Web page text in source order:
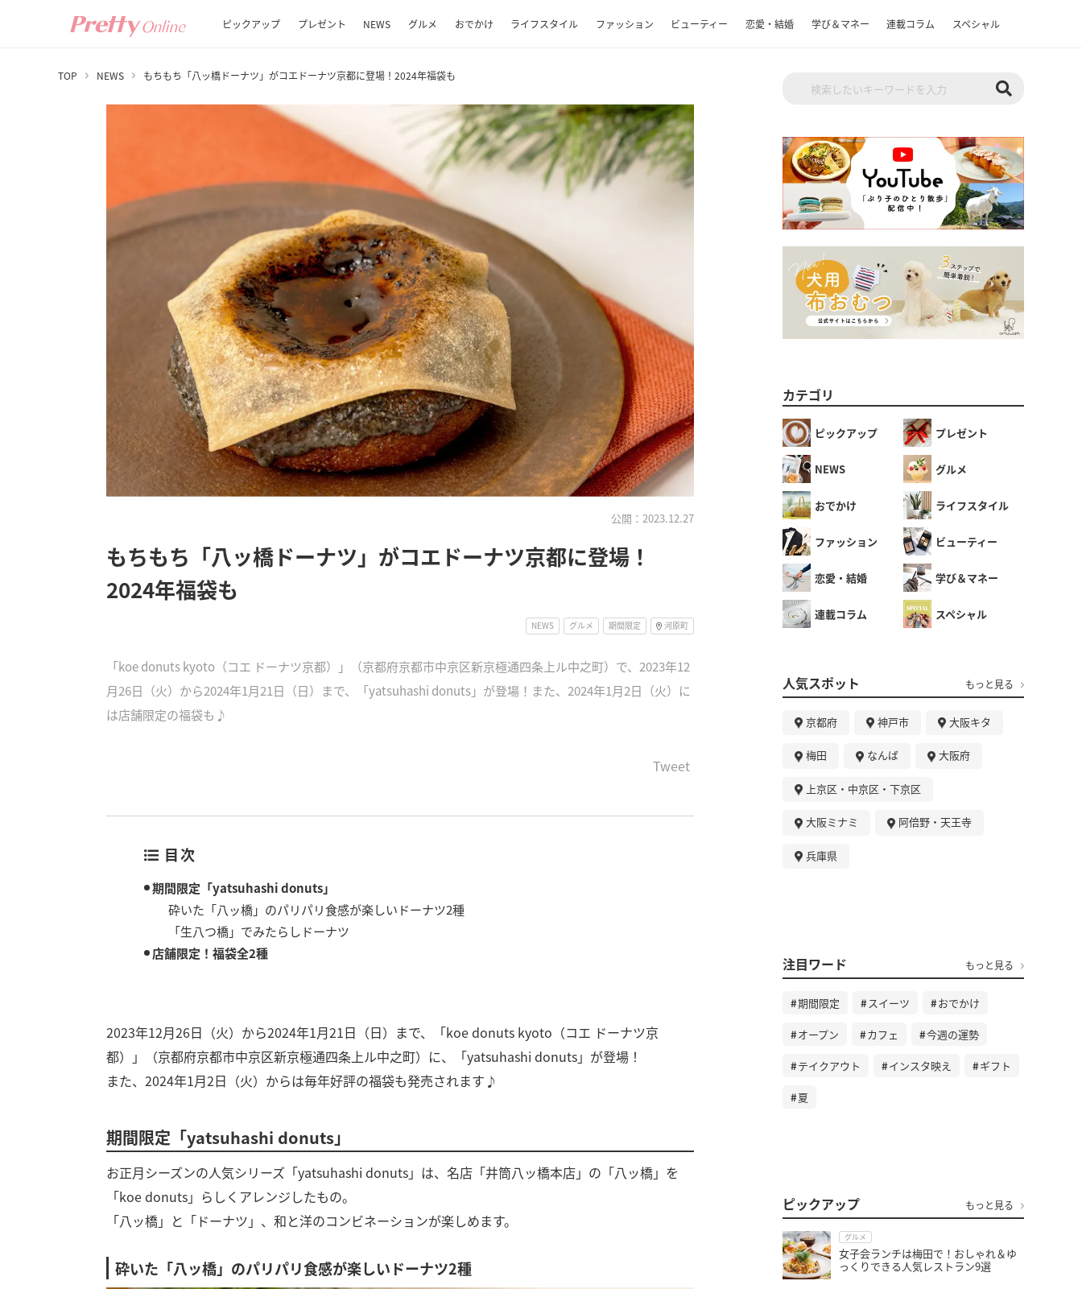
ピックアップ プレゼント NEWS グルメ おでかけ ライフスタイル ファッション ビューティー 恋愛・結婚 学び＆マネー 連載コラム スペシャル
TOP NEWS もちもち「八ッ橋ドーナツ」がコエドーナツ京都に登場！2024年福袋も
公開：2023.12.27
もちもち「八ッ橋ドーナツ」がコエドーナツ京都に登場！
2024年福袋も
NEWS グルメ 期間限定 河原町
「koe donuts kyoto（コエ ドーナツ京都）」（京都府京都市中京区新京極通四条上ル中之町）で、2023年12
月26日（火）から2024年1月21日（日）まで、「yatsuhashi donuts」が登場！また、2024年1月2日（火）に
は店舗限定の福袋も♪
Tweet
目次
期間限定「yatsuhashi donuts」
砕いた「八ッ橋」のパリパリ食感が楽しいドーナツ2種
「生八つ橋」でみたらしドーナツ
店舗限定！福袋全2種
2023年12月26日（火）から2024年1月21日（日）まで、「koe donuts kyoto（コエ ドーナツ京
都）」（京都府京都市中京区新京極通四条上ル中之町）に、「yatsuhashi donuts」が登場！
また、2024年1月2日（火）からは毎年好評の福袋も発売されます♪
期間限定「yatsuhashi donuts」
お正月シーズンの人気シリーズ「yatsuhashi donuts」は、名店「井筒八ッ橋本店」の「八ッ橋」を
「koe donuts」らしくアレンジしたもの。
「八ッ橋」と「ドーナツ」、和と洋のコンビネーションが楽しめます。
砕いた「八ッ橋」のパリパリ食感が楽しいドーナツ2種
カテゴリ
ピックアップ プレゼント
NEWS グルメ
おでかけ ライフスタイル
ファッション ビューティー
恋愛・結婚 学び＆マネー
連載コラム スペシャル
人気スポット もっと見る
京都府 神戸市 大阪キタ
梅田 なんば 大阪府
上京区・中京区・下京区
大阪ミナミ 阿倍野・天王寺
兵庫県
注目ワード もっと見る
期間限定 スイーツ おでかけ
オープン カフェ 今週の運勢
テイクアウト インスタ映え ギフト
夏
ピックアップ もっと見る
グルメ
女子会ランチは梅田で！おしゃれ＆ゆ
っくりできる人気レストラン9選